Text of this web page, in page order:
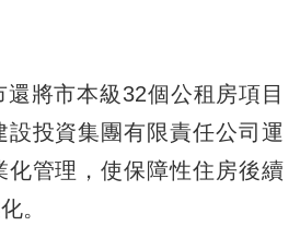
市本級32個公租房項目
投資集團有限責任公司運
化管理，使保障性住房後續
。